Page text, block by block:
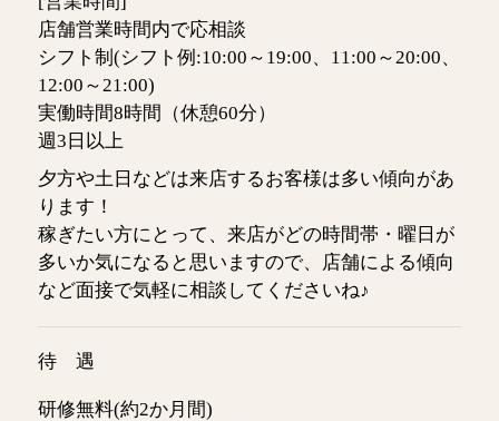
店舗営業時間内で応相談
シフト制(シフト例:10:00～19:00、11:00～20:00、
12:00～21:00)
実働時間8時間（休憩60分）
週3日以上
夕方や土日などは来店するお客様は多い傾向があ
ります！
稼ぎたい方にとって、来店がどの時間帯・曜日が
多いか気になると思いますので、店舗による傾向
など面接で気軽に相談してくださいね♪
待 遇
研修無料(約2か月間)